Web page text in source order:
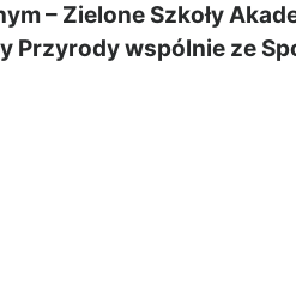
– Zielone Szkoły
Przyrody wspólnie ze